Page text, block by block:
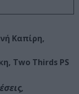
Καπίρη,
Two Thirds PS